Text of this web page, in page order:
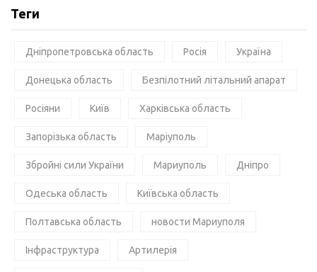
Теги
Дніпропетровська область Росія Україна
Донецька область Безпілотний літальний апарат
Росіяни Київ Харківська область
Запорізька область Маріуполь
Збройні сили України Мариуполь Дніпро
Одеська область Київська область
Полтавська область новости Мариуполя
Інфраструктура Артилерія